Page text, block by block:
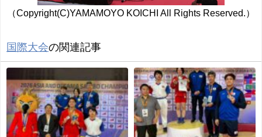
（Copyright(C)YAMAMOYO KOICHI All Rights Reserved.）
国際大会の関連記事